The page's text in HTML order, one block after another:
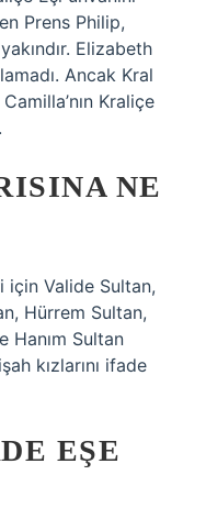
Prens Philip,
Elizabeth
Ancak Kral
Kraliçe
NE
için Valide Sultan,
Hürrem Sultan,
Hanım Sultan
kızlarını ifade
EŞE